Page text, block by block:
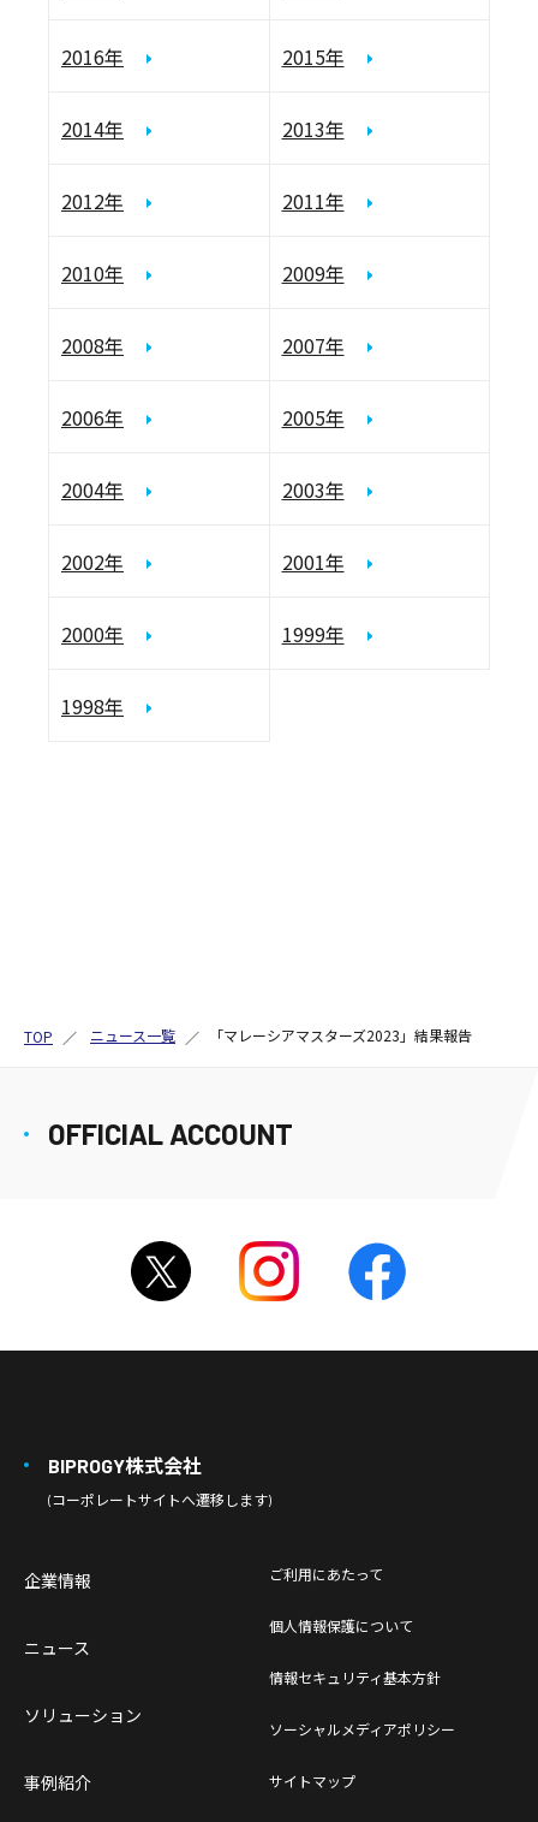
2016年 2015年
2014年 2013年
2012年 2011年
2010年 2009年
2008年 2007年
2006年 2005年
2004年 2003年
2002年 2001年
2000年 1999年
1998年
TOP ニュース一覧 「マレーシアマスターズ2023」結果報告
OFFICIAL ACCOUNT
BIPROGY株式会社
(コーポレートサイトへ遷移します)
企業情報
ニュース
ソリューション
事例紹介
ご利用にあたって
個人情報保護について
情報セキュリティ基本方針
ソーシャルメディアポリシー
サイトマップ